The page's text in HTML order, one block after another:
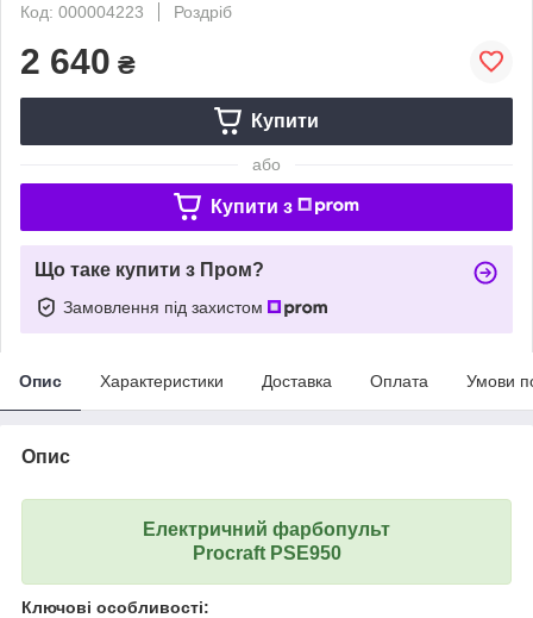
Код: 000004223
Роздріб
2 640 ₴
Купити
або
Купити з
Що таке купити з Пром?
Замовлення під захистом
Опис Характеристики Доставка Оплата Умови
Опис
Електричний фарбопульт
Procraft PSE950
Ключові особливості: